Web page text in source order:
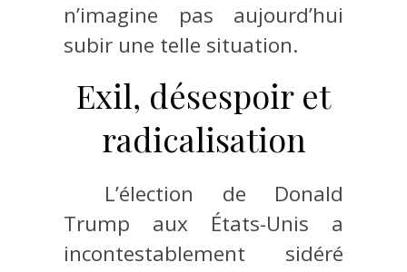
n’imagine pas aujourd’hui
subir une telle situation.
Exil, désespoir et
radicalisation
L’élection de Donald
Trump aux États-Unis a
incontestablement sidéré